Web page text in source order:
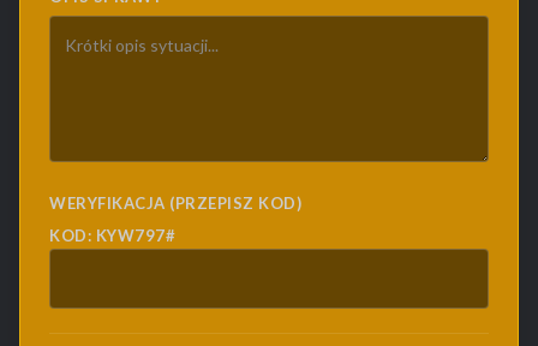
WERYFIKACJA (PRZEPISZ KOD)
KOD: KYW797#